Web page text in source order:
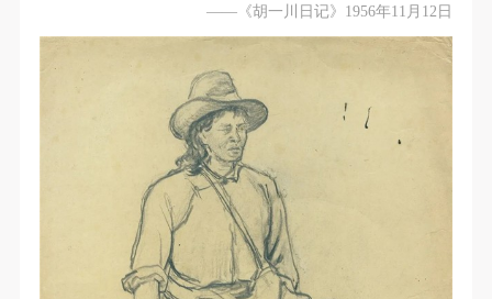
——《胡一川日记》1956年11月12日